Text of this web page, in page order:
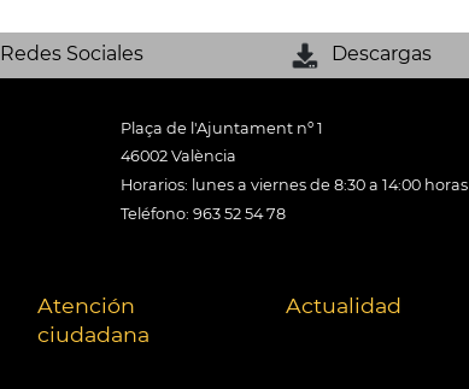
Redes Sociales Descargas
Plaça de l'Ajuntament nº 1
46002 València
Horarios: lunes a viernes de 8:30 a 14:00 horas
Teléfono: 963 52 54 78
Atención
ciudadana
Actualidad